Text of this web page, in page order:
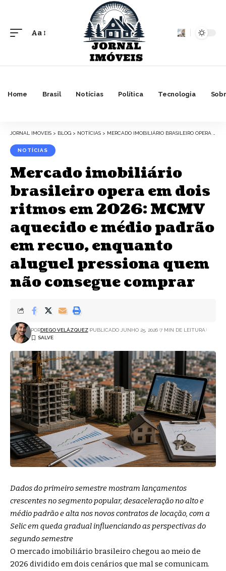
Font
Aa
Home Brasil Notícias Política Tecnologia
JORNAL IMOVEIS > BLOG > NOTÍCIAS > MERCADO IMOBILIÁRIO BRASILEIRO OPERA EM DOIS RITMOS EM 2026: MCMV AQUECIDO E MÉDIO PADRÃO EM RECUO, ENQUANTO ALUGUEL PRESSIONA QUEM NÃO CONSEGUE COMPRAR
NOTÍCIAS
Mercado imobiliário
brasileiro opera em dois
ritmos em 2026: MCMV
aquecido e médio padrão
em recuo, enquanto
aluguel pressiona quem
não consegue comprar
PORDIEGO VELÁZQUEZ PUBLICADO JUNHO 25, 2026 7 MIN DE LEITURA
Dados do primeiro semestre mostram lançamentos
crescentes no segmento popular, desaceleração no alto e
médio padrão e alta nos novos contratos de locação, com a
Selic em queda gradual influenciando as perspectivas do
segundo semestre
O mercado imobiliário brasileiro chegou ao meio de
2026 dividido em dois cenários que mal se comunicam.